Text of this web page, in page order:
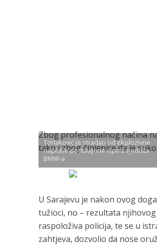
Zbog profesionalnog načina
tako i zbog činjenice da je
Torlaković je stradao od ekplozivne
naprave postavljene ispod sjedišta
BMW-a
U Sarajevu je nakon ovog
tužioci, no – rezultata
raspoloživa policija, te se u
zahtjeva, dozvolio da nose